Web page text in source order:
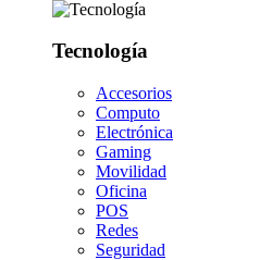
Tecnología
Accesorios
Computo
Electrónica
Gaming
Movilidad
Oficina
POS
Redes
Seguridad